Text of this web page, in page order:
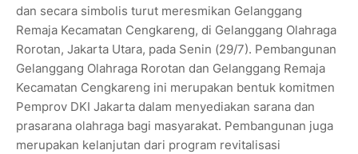
dan secara simbolis turut meresmikan Gelanggang
Remaja Kecamatan Cengkareng, di Gelanggang Olahraga
Rorotan, Jakarta Utara, pada Senin (29/7). Pembangunan
Gelanggang Olahraga Rorotan dan Gelanggang Remaja
Kecamatan Cengkareng ini merupakan bentuk komitmen
Pemprov DKI Jakarta dalam menyediakan sarana dan
prasarana olahraga bagi masyarakat. Pembangunan juga
merupakan kelanjutan dari program revitalisasi